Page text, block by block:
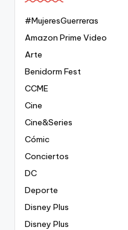
#MujeresGuerreras
Amazon Prime Video
Arte
Benidorm Fest
CCME
Cine
Cine&Series
Cómic
Conciertos
DC
Deporte
Disney Plus
Disney Plus